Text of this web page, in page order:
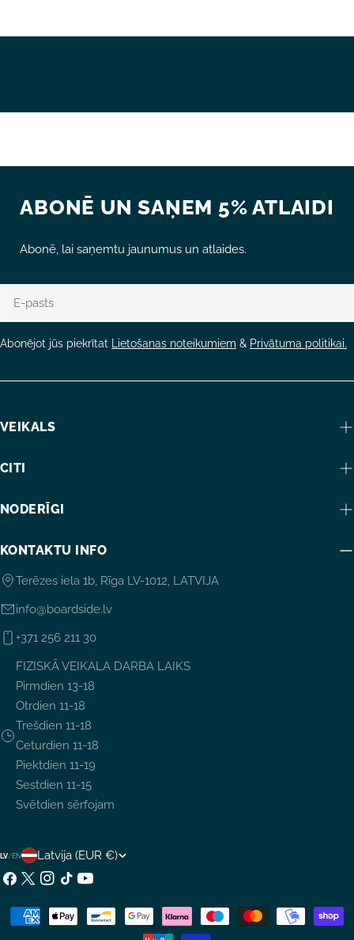
ABONĒ UN SAŅEM 5% ATLAIDI
Abonē, lai saņemtu jaunumus un atlaides.
pasts
Abonējot jūs piekrītat Lietošanas noteikumiem & Privātuma politikai.
VEIKALS
CITI
NODERĪGI
KONTAKTU INFO
Terēzes iela 1b, Rīga LV-1012, LATVIJA
info@boardside.lv
+371 256 211 30
FIZISKĀ VEIKALA DARBA LAIKS
Pirmdien 13-18
Otrdien 11-18
Trešdien 11-18
Ceturdien 11-18
Piektdien 11-19
Sestdien 11-15
Svētdien sērfojam
LV/ENV
A
L
S
Latvija (EUR €)
Facebook
X
Instagram
TikTokYouTube
Maksājumu